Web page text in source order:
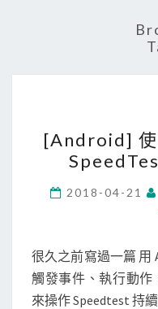
[Android]
2018-04-21
很久之前寫過一篇 用
觸發事件、執行動作
來操作 Speedtest 持